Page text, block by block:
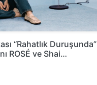
“Rahatlık Duruşunda”
ROSÉ ve Shai…